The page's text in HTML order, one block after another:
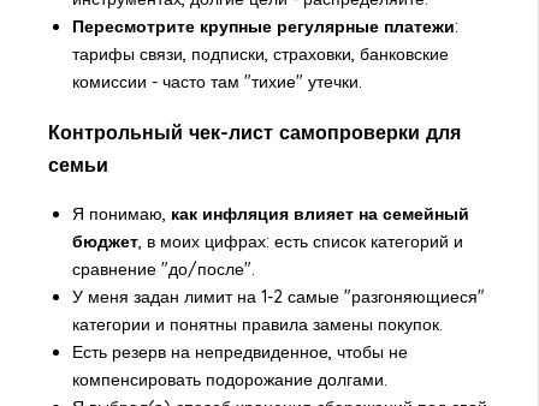
Пересмотрите крупные регулярные платежи:
тарифы связи, подписки, страховки, банковские
комиссии - часто там "тихие" утечки.
Контрольный чек-лист самопроверки для
семьи
Я понимаю, как инфляция влияет на семейный
бюджет, в моих цифрах: есть список категорий и
сравнение "до/после".
У меня задан лимит на 1-2 самые "разгоняющиеся"
категории и понятны правила замены покупок.
Есть резерв на непредвиденное, чтобы не
компенсировать подорожание долгами.